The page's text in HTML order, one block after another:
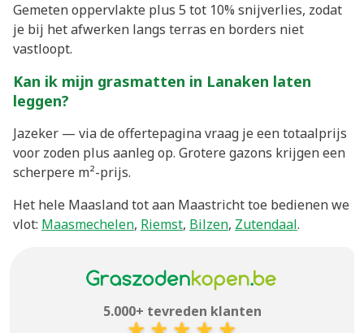
Gemeten oppervlakte plus 5 tot 10% snijverlies, zodat
je bij het afwerken langs terras en borders niet
vastloopt.
Kan ik mijn grasmatten in Lanaken laten
leggen?
Jazeker — via de offertepagina vraag je een totaalprijs
voor zoden plus aanleg op. Grotere gazons krijgen een
scherpere m²-prijs.
Het hele Maasland tot aan Maastricht toe bedienen we
vlot: Maasmechelen, Riemst, Bilzen, Zutendaal.
5.000+ tevreden klanten